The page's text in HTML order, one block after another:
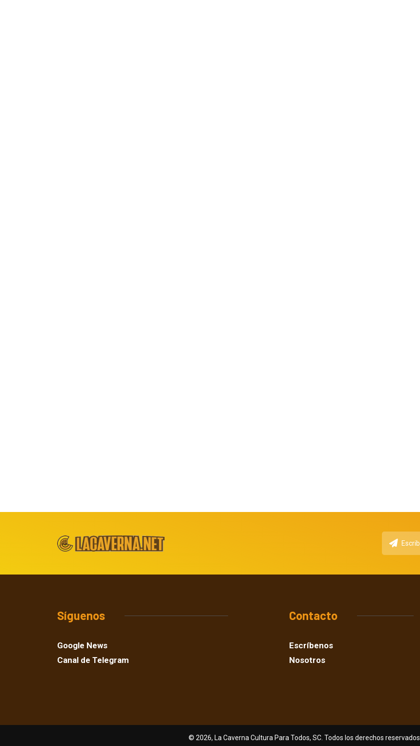
Síguenos
Google News
Canal de Telegram
Contacto
Escríbenos
Nosotros
© 2026, La Caverna Cultura Para Todos, SC. Todos los derechos reservados.